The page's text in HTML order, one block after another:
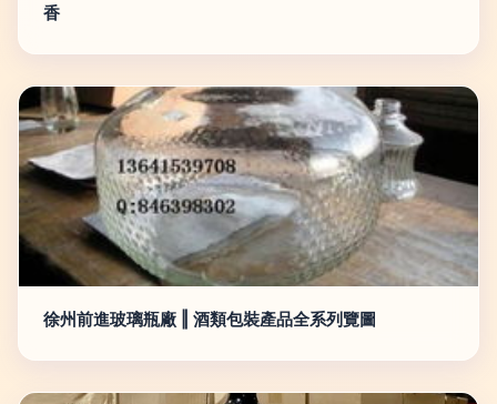
香
徐州前進玻璃瓶廠 ‖ 酒類包裝產品全系列覽圖